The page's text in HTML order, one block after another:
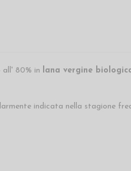
80% in lana vergine
indicata nella stagione